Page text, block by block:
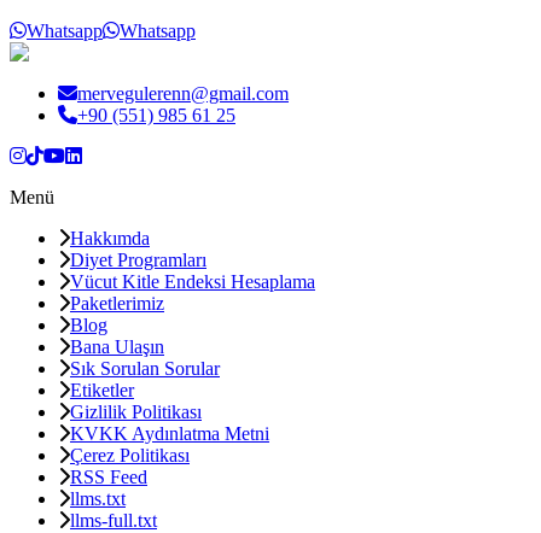
Whatsapp Whatsapp
mervegulerenn@gmail.com
+90 (551) 985 61 25
Menü
Hakkımda
Diyet Programları
Vücut Kitle Endeksi Hesaplama
Paketlerimiz
Blog
Bana Ulaşın
Sık Sorulan Sorular
Etiketler
Gizlilik Politikası
KVKK Aydınlatma Metni
Çerez Politikası
RSS Feed
llms.txt
llms-full.txt